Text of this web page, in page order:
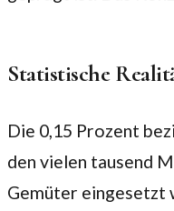
Statistische
Die 0,15 Prozent
den vielen tausend
Gemüter eingesetzt